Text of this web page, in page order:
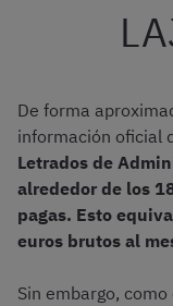
De forma
información oficial
Letrados de
alrededor de los
pagas. Esto
euros brutos al
Sin embargo,